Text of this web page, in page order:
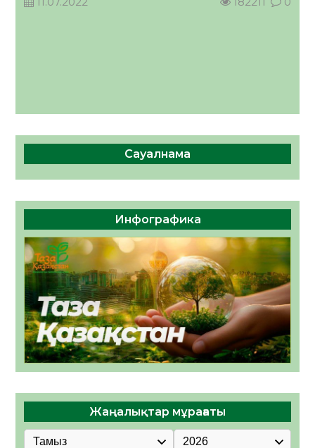
Сауалнама
Инфографика
Жаңалықтар мұрағаты